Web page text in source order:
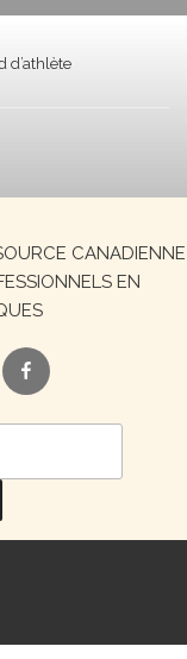
d’athlète
CANADIENNE
EN
facebook